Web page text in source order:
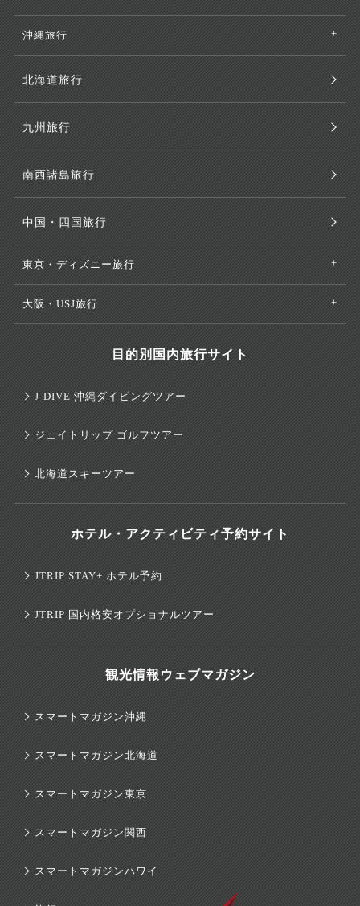
沖縄旅行
北海道旅行
九州旅行
南西諸島旅行
中国・四国旅行
東京・ディズニー旅行
大阪・USJ旅行
目的別国内旅行サイト
J-DIVE 沖縄ダイビングツアー
ジェイトリップ ゴルフツアー
北海道スキーツアー
ホテル・アクティビティ予約サイト
JTRIP STAY+ ホテル予約
JTRIP 国内格安オプショナルツアー
観光情報ウェブマガジン
スマートマガジン沖縄
スマートマガジン北海道
スマートマガジン東京
スマートマガジン関西
スマートマガジンハワイ